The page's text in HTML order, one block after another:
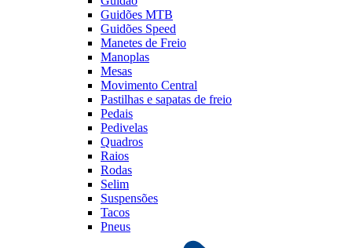
Guidões MTB
Guidões Speed
Manetes de Freio
Manoplas
Mesas
Movimento Central
Pastilhas e sapatas de freio
Pedais
Pedivelas
Quadros
Raios
Rodas
Selim
Suspensões
Tacos
Pneus